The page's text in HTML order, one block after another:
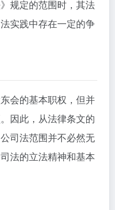
规定的范围时，其法
实践中存在一定的争
会的基本职权，但并
因此，从法律条文的
司法范围并不必然无
法的立法精神和基本